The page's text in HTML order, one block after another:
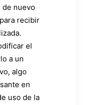
de nuevo
recibir
el
a un
algo
en
uso de la